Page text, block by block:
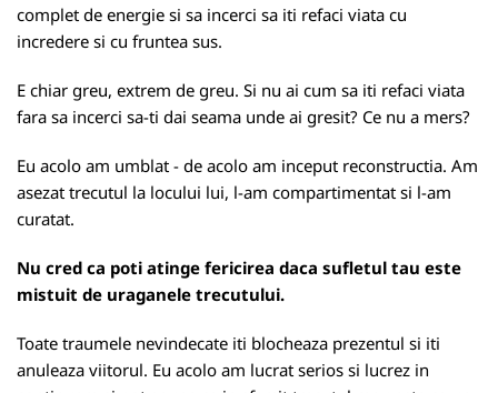
complet de energie si sa incerci sa iti refaci viata cu
incredere si cu fruntea sus.
E chiar greu, extrem de greu. Si nu ai cum sa iti refaci viata
fara sa incerci sa-ti dai seama unde ai gresit? Ce nu a mers?
Eu acolo am umblat - de acolo am inceput reconstructia. Am
asezat trecutul la locului lui, l-am compartimentat si l-am
curatat.
Nu cred ca poti atinge fericirea daca sufletul tau este
mistuit de uraganele trecutului.
Toate traumele nevindecate iti blocheaza prezentul si iti
anuleaza viitorul. Eu acolo am lucrat serios si lucrez in